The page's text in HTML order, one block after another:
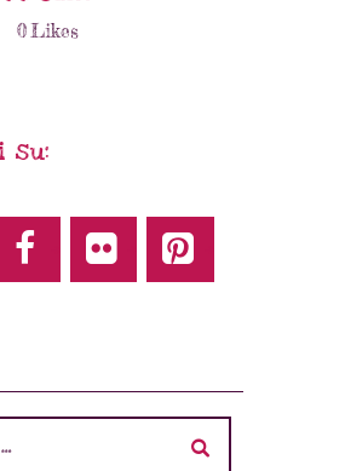
0Likes
su: